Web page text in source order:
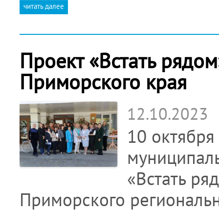
читать далее
Проект «Встать
Приморского края
12.10.2023
10
«Встать
Приморского